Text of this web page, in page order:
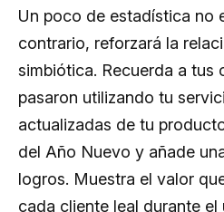
Un poco de estadística no
contrario, reforzará la
simbiótica. Recuerda a tus
pasaron utilizando tu
actualizadas de tu
del Año Nuevo y añade
logros. Muestra el valor
cada cliente leal durante el